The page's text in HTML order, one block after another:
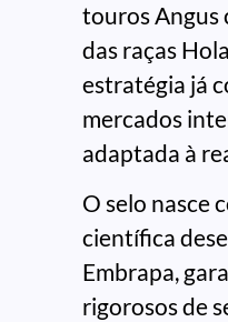
touros Angus
das raças
estratégia já
mercados
adaptada à
O selo nasce
científica
Embrapa,
rigorosos de